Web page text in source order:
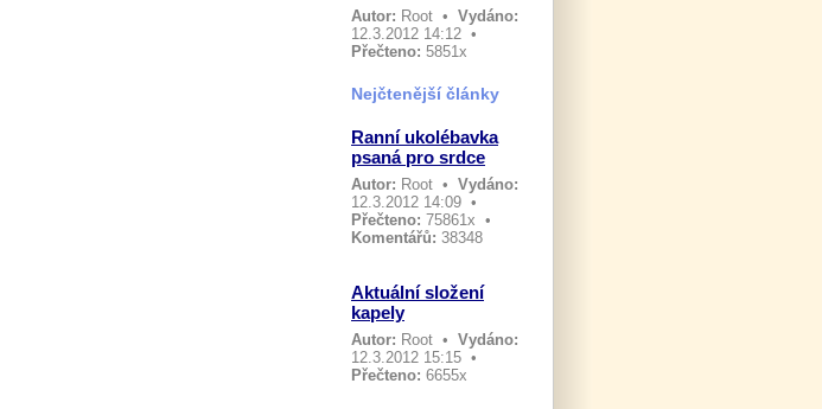
Autor: Root • Vydáno:
12.3.2012 14:12 •
Přečteno: 5851x
Nejčtenější články
Ranní ukolébavka
psaná pro srdce
Autor: Root • Vydáno:
12.3.2012 14:09 •
Přečteno: 75861x •
Komentářů: 38348
Aktuální složení
kapely
Autor: Root • Vydáno:
12.3.2012 15:15 •
Přečteno: 6655x